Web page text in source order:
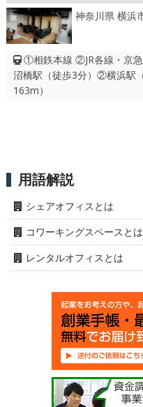
神奈川県 横浜
①相鉄本線 ②JR各線・京
沼橋駅（徒歩3分）②横浜駅
163m）
用語解説
シェアオフィスとは
コワーキングスペースとは
レンタルオフィスとは